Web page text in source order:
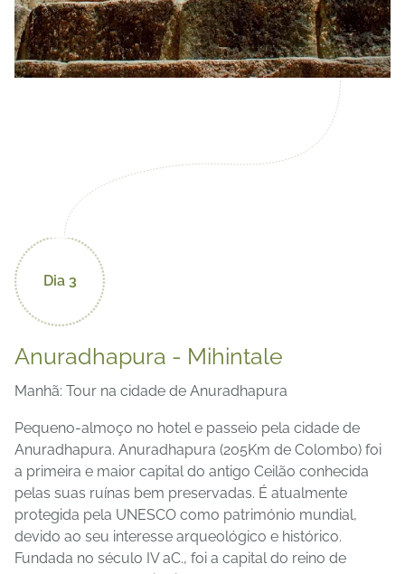
Dia 3
Anuradhapura - Mihintale
Manhã: Tour na cidade de Anuradhapura
Pequeno-almoço no hotel e passeio pela cidade de
Anuradhapura. Anuradhapura (205Km de Colombo) foi
a primeira e maior capital do antigo Ceilão conhecida
pelas suas ruínas bem preservadas. É atualmente
protegida pela UNESCO como património mundial,
devido ao seu interesse arqueológico e histórico.
Fundada no século IV aC., foi a capital do reino de